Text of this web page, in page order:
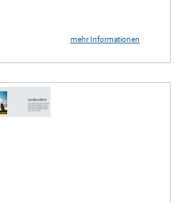
mehr Informationen